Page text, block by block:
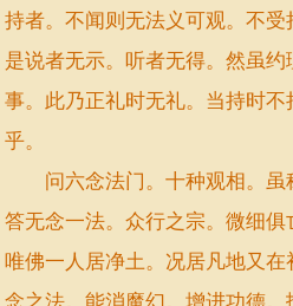
持者。不闻则无法义可观。不
是说者无示。听者无得。然虽
事。此乃正礼时无礼。当持时
乎。
问六念法门。十种观相。虽
答无念一法。众行之宗。微细
唯佛一人居净土。况居凡地又